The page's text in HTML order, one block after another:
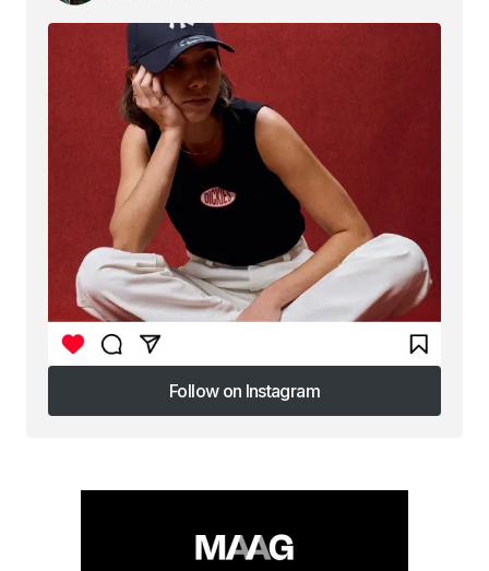
Follow on Instagram
Follow on Instagram